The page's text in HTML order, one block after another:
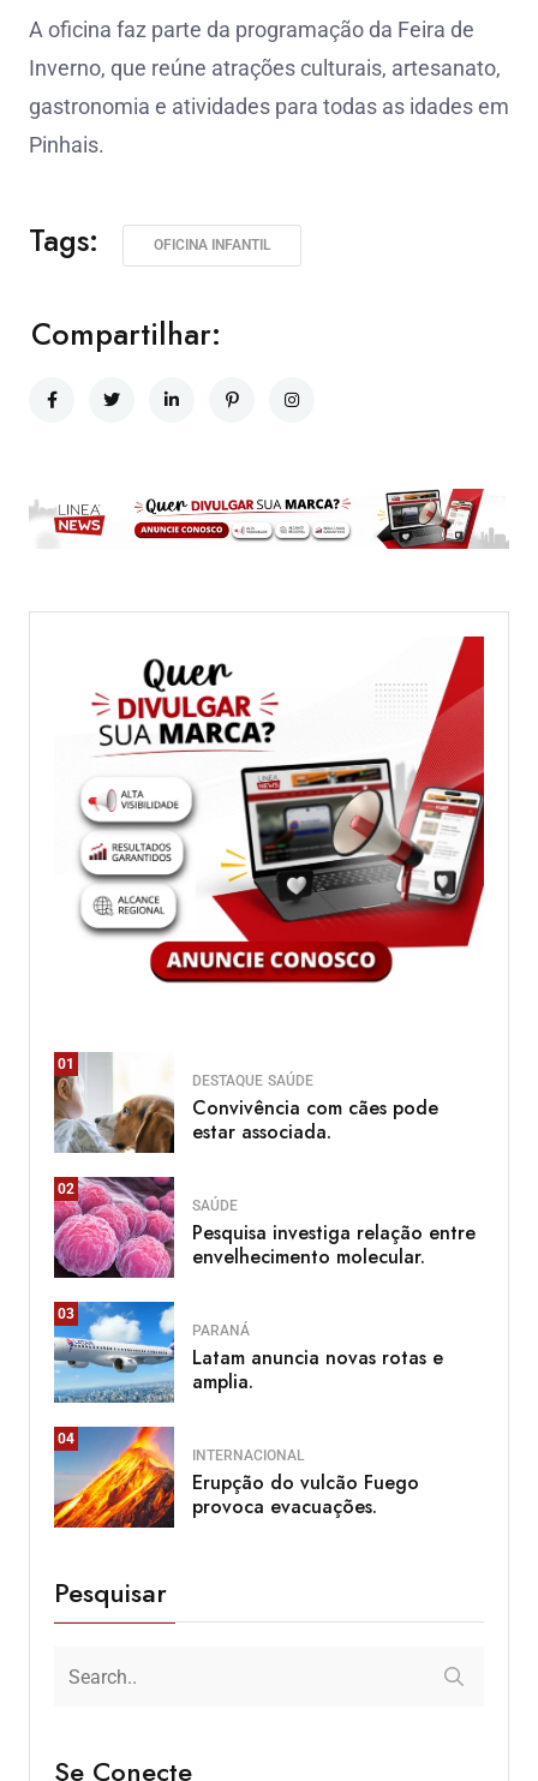
A oficina faz parte da programação da Feira de
Inverno, que reúne atrações culturais, artesanato,
gastronomia e atividades para todas as idades em
Pinhais.
Tags: OFICINA INFANTIL
Compartilhar:
01
DESTAQUE SAÚDE
Convivência com cães pode
estar associada.
02
SAÚDE
Pesquisa investiga relação entre
envelhecimento molecular.
03
PARANÁ
Latam anuncia novas rotas e
amplia.
04
INTERNACIONAL
Erupção do vulcão Fuego
provoca evacuações.
Pesquisar
Se Conecte